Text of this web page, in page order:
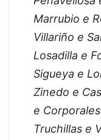
Marrubio e
Villariño e
Losadilla e
Sigueya e
Zinedo e
e
Truchillas e